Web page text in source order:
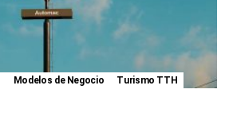
Modelos de Negocio Turismo TTH